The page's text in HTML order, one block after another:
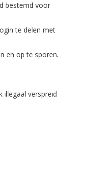
bestemd voor
te delen met
en op te sporen.
verspreid